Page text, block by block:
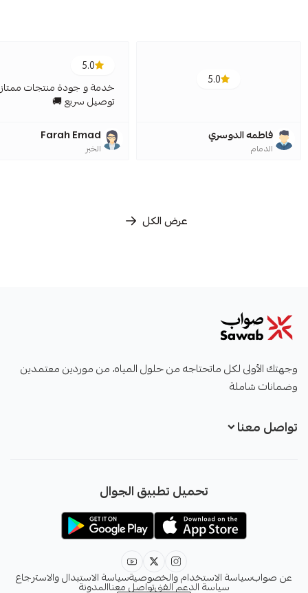
5.0
فاطمه الدوسري
الدمام
5.0
خدمة و جودة منتجات
توصيل سريع 🚚
Farah Emad
الخبر
عرض الكل
وجهتك الأولى لكل ماتحتاجه من حلول المياه، من موردين معتمدين
وضمانات شاملة
تواصل معنا
info@sawab.app
تحميل تطبيق الجوال
عن صوابسياسة الاستخدام والخصوصيةسياسة الاستبدال والاسترجاع
سياسة الدعم الفنيتواصل معناالمدونة